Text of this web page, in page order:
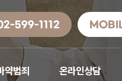
599-1112
약범죄 온라인상담